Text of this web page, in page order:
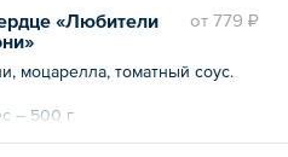
oт 779 ₽
«Любители
моцарелла, томатный соус.
– 500 г